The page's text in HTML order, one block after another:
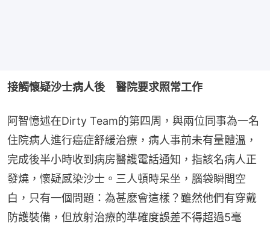
接觸懷疑沙士病人後　醫院要求照常工作
阿智憶述在Dirty Team的第四周，與兩位同事為一名
住院病人進行癌症舒緩治療，病人事前未有量體溫，
完成後半小時收到病房醫護電話通知，指該名病人正
發燒，懷疑感染沙士。三人頓時呆坐，腦袋瞬間空
白，只有一個問題：為甚麽會這樣？雖然他們有穿戴
防護裝備，但放射治療的準確度誤差不得超過5毫